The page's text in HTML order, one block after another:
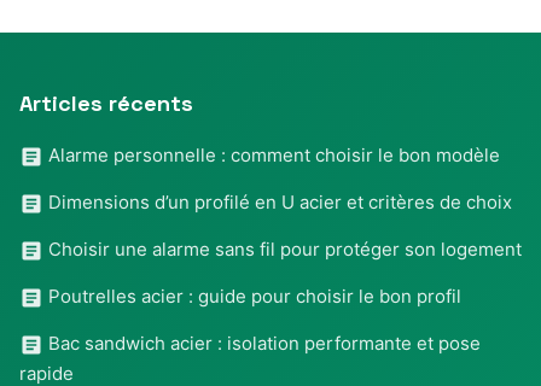
Articles récents
Alarme personnelle : comment choisir le bon modèle
Dimensions d’un profilé en U acier et critères de choix
Choisir une alarme sans fil pour protéger son logement
Poutrelles acier : guide pour choisir le bon profil
Bac sandwich acier : isolation performante et pose
rapide